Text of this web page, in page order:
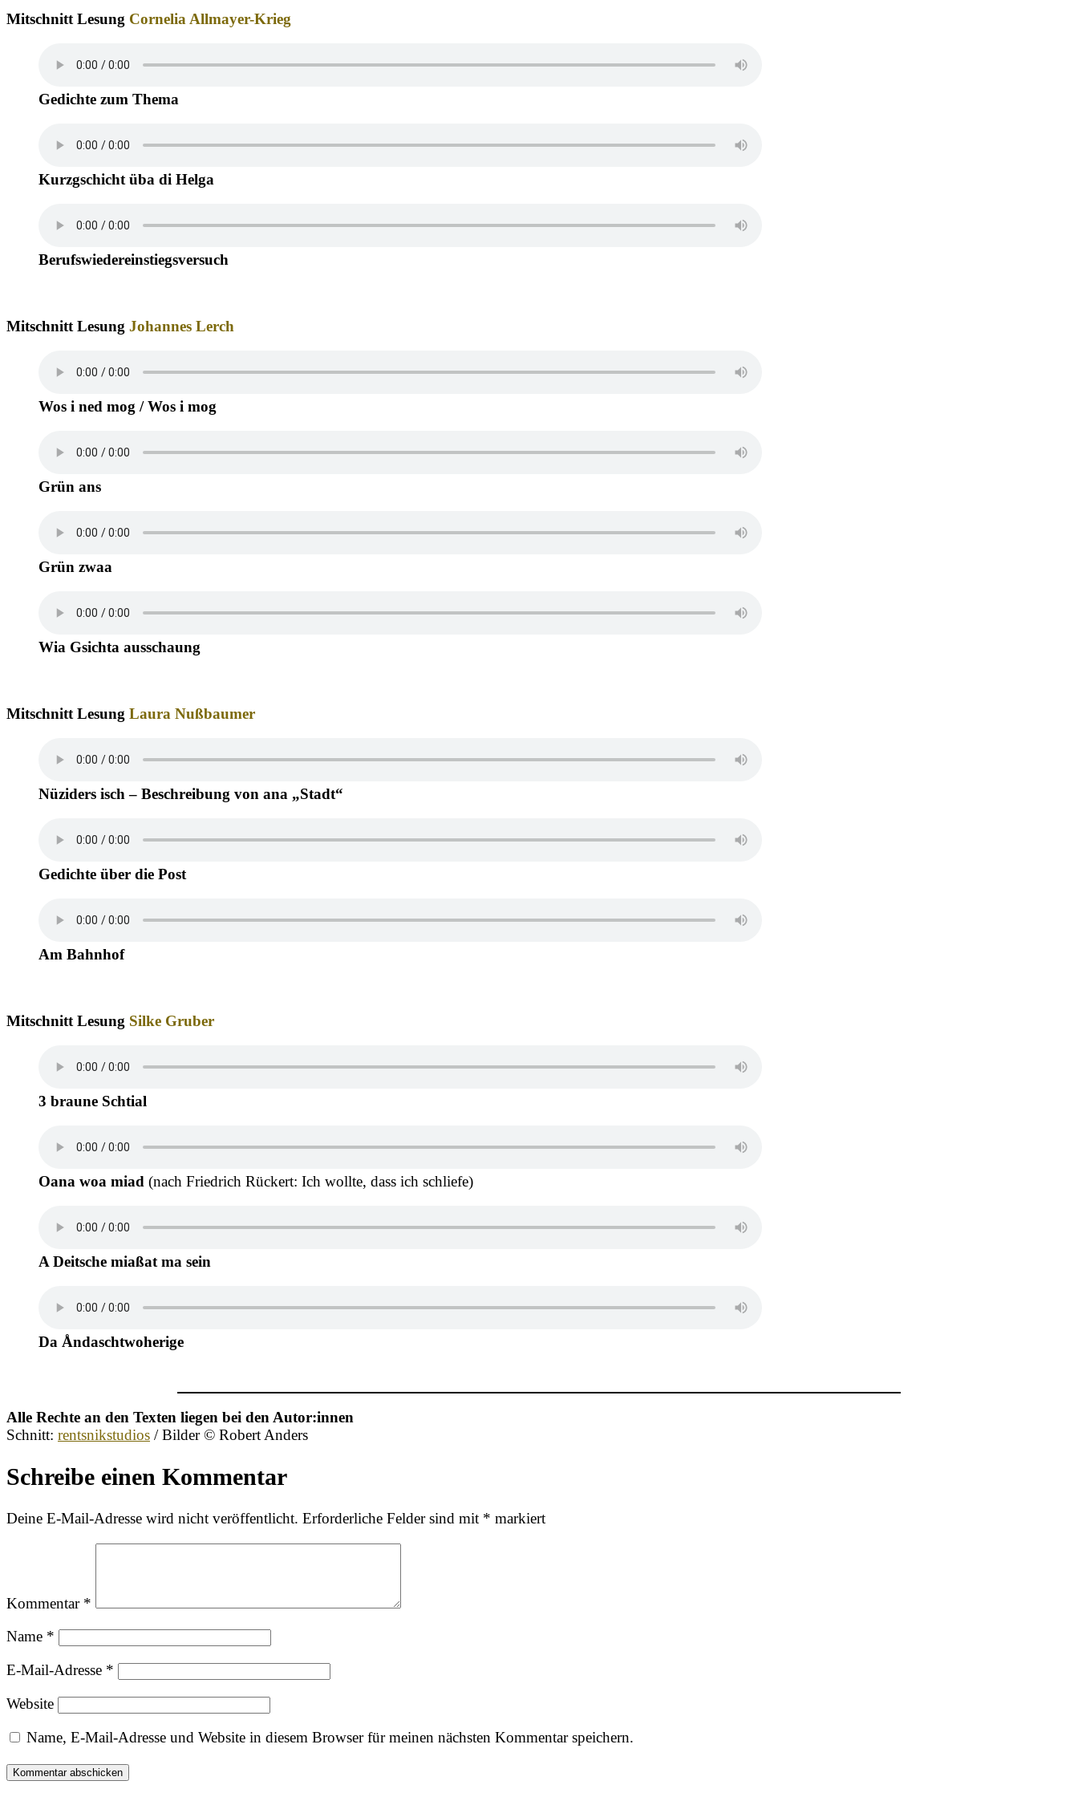
Mitschnitt Lesung Cornelia Allmayer-Krieg
Gedichte zum Thema
Kurzgschicht üba di Helga
Berufswiedereinstiegsversuch
Mitschnitt Lesung Johannes Lerch
Wos i ned mog / Wos i mog
Grün ans
Grün zwaa
Wia Gsichta ausschaung
Mitschnitt Lesung Laura Nußbaumer
Nüziders isch – Beschreibung von ana „Stadt“
Gedichte über die Post
Am Bahnhof
Mitschnitt Lesung Silke Gruber
3 braune Schtial
Oana woa miad (nach Friedrich Rückert: Ich wollte, dass ich schliefe)
A Deitsche miaßat ma sein
Da Åndaschtwoherige
Alle Rechte an den Texten liegen bei den Autor:innen
Schnitt: rentsnikstudios / Bilder © Robert Anders
Schreibe einen Kommentar
Deine E-Mail-Adresse wird nicht veröffentlicht. Erforderliche Felder sind mit * markiert
Kommentar *
Name *
E-Mail-Adresse *
Website
Name, E-Mail-Adresse und Website in diesem Browser für meinen nächsten Kommentar speichern.